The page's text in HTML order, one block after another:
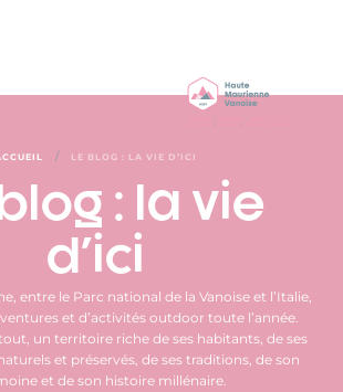
/ LE BLOG : LA VIE D’ICI
: la vie
d'ici
entre le Parc national de la Vanoise et l’Italie,
et d’activités outdoor toute l’année.
un territoire riche de ses habitants, de ses
et préservés, de ses traditions, de son
et de son histoire millénaire.